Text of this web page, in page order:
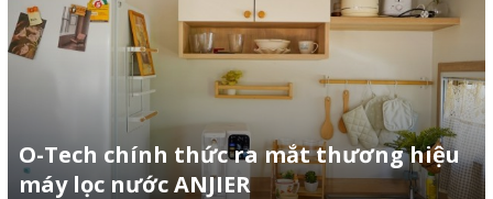
O-Tech chính thức ra mắt thương hiệu
máy lọc nước ANJIER